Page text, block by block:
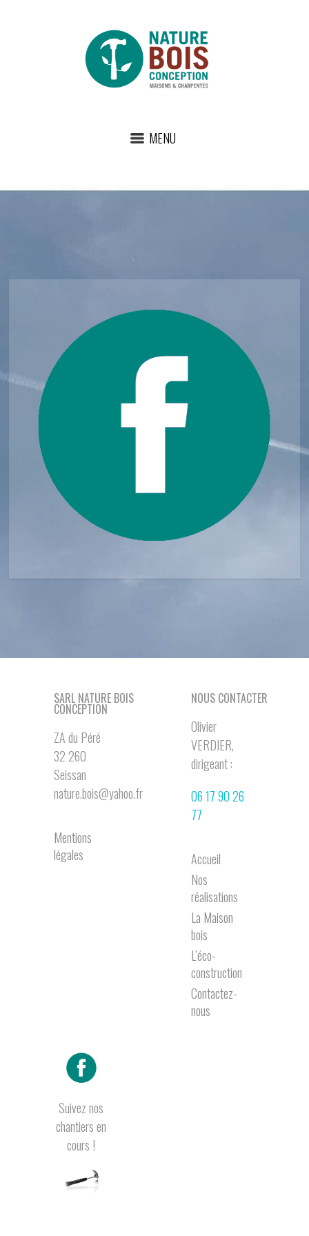
MENU
SARL NATURE BOIS
CONCEPTION
ZA du Péré
32 260
Seissan
nature.bois@yahoo.fr
Mentions
légales
NOUS CONTACTER
Olivier
VERDIER,
dirigeant :
06 17 90 26
77
Accueil
Nos
réalisations
La Maison
bois
L’éco-
construction
Contactez-
nous
Suivez nos
chantiers en
cours !